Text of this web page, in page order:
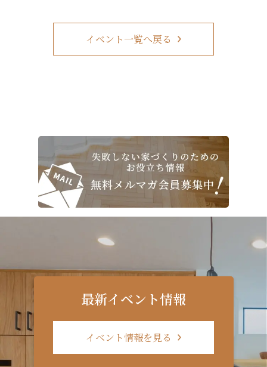
イベント一覧へ戻る
最新イベント情報
イベント情報を見る